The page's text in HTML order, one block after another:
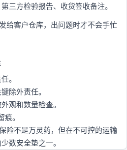
三方检验报告、收货签收备注。
给客户仓库，出问题时才不会手忙
。
除外责任。
观和数量检查。
。
险不是万灵药，但在不可控的运输
数安全垫之一。